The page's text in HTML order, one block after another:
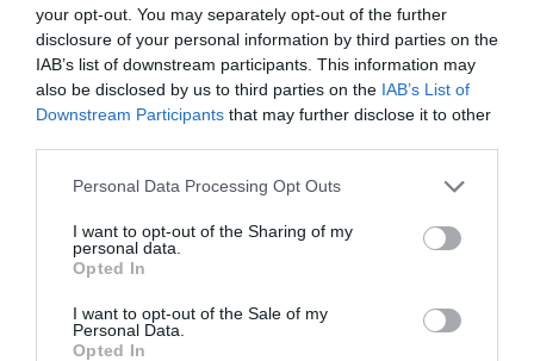
your opt-out. You may separately opt-out of the further
disclosure of your personal information by third parties on the
IAB’s list of downstream participants. This information may
also be disclosed by us to third parties on the IAB’s List of
Downstream Participants that may further disclose it to other
Personal Data Processing Opt Outs
I want to opt-out of the Sharing of my
personal data.
Opted In
I want to opt-out of the Sale of my
Personal Data.
Opted In
6'
2ªP
1-1 André Martins
"Keké"
Timeout HC Mealhada
12'
Grândola
1-2 Martim Gomes